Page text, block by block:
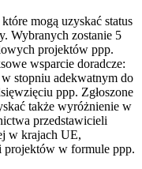
mogą uzyskać status
Wybranych zostanie 5
projektów ppp.
wsparcie doradcze:
stopniu adekwatnym do
ppp. Zgłoszone
także wyróżnienie w
przedstawicieli
w krajach UE,
projektów w formule ppp.